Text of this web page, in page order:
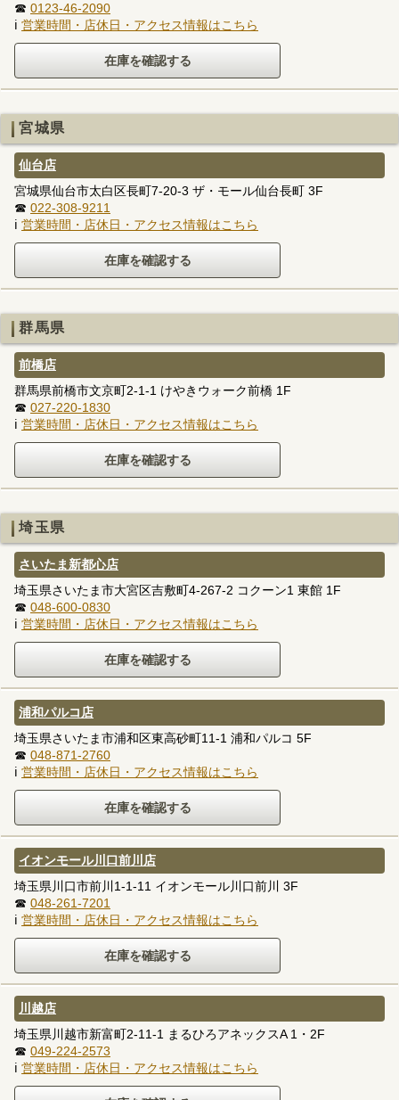
☎ 0123-46-2090
ℹ 営業時間・店休日・アクセス情報はこちら
宮城県
仙台店
宮城県仙台市太白区長町7-20-3 ザ・モール仙台長町 3F
☎ 022-308-9211
ℹ 営業時間・店休日・アクセス情報はこちら
群馬県
前橋店
群馬県前橋市文京町2-1-1 けやきウォーク前橋 1F
☎ 027-220-1830
ℹ 営業時間・店休日・アクセス情報はこちら
埼玉県
さいたま新都心店
埼玉県さいたま市大宮区吉敷町4-267-2 コクーン1 東館 1F
☎ 048-600-0830
ℹ 営業時間・店休日・アクセス情報はこちら
浦和パルコ店
埼玉県さいたま市浦和区東高砂町11-1 浦和パルコ 5F
☎ 048-871-2760
ℹ 営業時間・店休日・アクセス情報はこちら
イオンモール川口前川店
埼玉県川口市前川1-1-11 イオンモール川口前川 3F
☎ 048-261-7201
ℹ 営業時間・店休日・アクセス情報はこちら
川越店
埼玉県川越市新富町2-11-1 まるひろアネックスA 1・2F
☎ 049-224-2573
ℹ 営業時間・店休日・アクセス情報はこちら